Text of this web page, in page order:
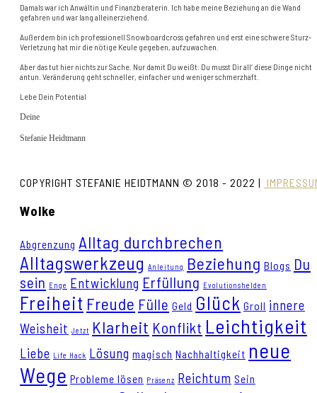
Damals war ich Anwältin und Finanzberaterin. Ich habe meine Beziehung an die Wand
gefahren und war lang alleinerziehend.
Außerdem bin ich professionell Snowboardcross gefahren und erst eine schwere Sturz-
Verletzung hat mir die nötige Keule gegeben, aufzuwachen.
Aber das tut hier nichts zur Sache. Nur damit Du weißt: Du musst Dir all‘ diese Dinge nicht
antun. Veränderung geht schneller, einfacher und weniger schmerzhaft.
Lebe Dein Potential
Deine
Stefanie Heidtmann
COPYRIGHT STEFANIE HEIDTMANN © 2018 - 2022 |
Wolke
Abgrenzung Alltag durchbrechen
Alltagswerkzeug Anleitung Beziehung Blogs Du
sein Enge Entwicklung Erfüllung Evolutionshelden
Freiheit Freude Fülle Geld Glück Groll innere
Weisheit Jetzt Klarheit Konflikt Leichtigkeit
Liebe Life Hack Lösung magisch Nachhaltigkeit neue
Wege Probleme lösen Präsenz Reichtum Sein